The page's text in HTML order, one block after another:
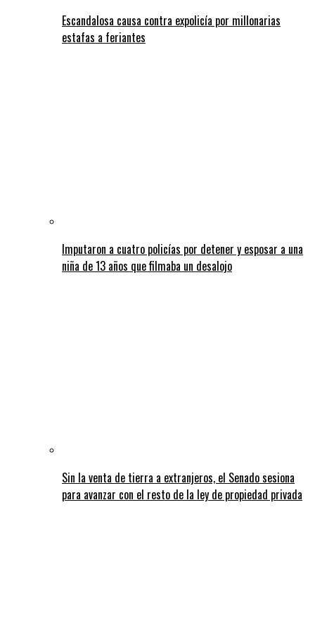
Escandalosa causa contra expolicía por millonarias
estafas a feriantes
Imputaron a cuatro policías por detener y esposar a una
niña de 13 años que filmaba un desalojo
Sin la venta de tierra a extranjeros, el Senado sesiona
para avanzar con el resto de la ley de propiedad privada